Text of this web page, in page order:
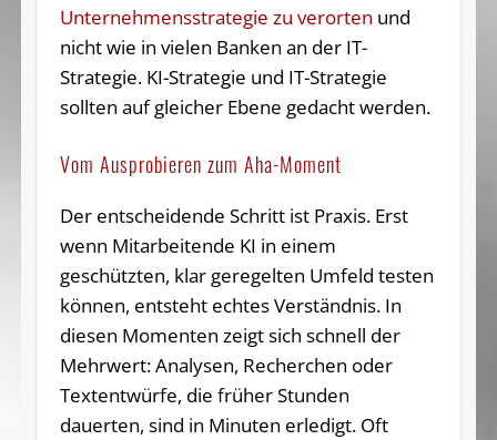
Unternehmensstrategie zu verorten und
nicht wie in vielen Banken an der IT-
Strategie. KI-Strategie und IT-Strategie
sollten auf gleicher Ebene gedacht werden.
Vom Ausprobieren zum Aha-Moment
Der entscheidende Schritt ist Praxis. Erst
wenn Mitarbeitende KI in einem
geschützten, klar geregelten Umfeld testen
können, entsteht echtes Verständnis. In
diesen Momenten zeigt sich schnell der
Mehrwert: Analysen, Recherchen oder
Textentwürfe, die früher Stunden
dauerten, sind in Minuten erledigt. Oft